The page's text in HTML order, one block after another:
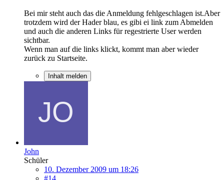
Bei mir steht auch das die Anmeldung fehlgeschlagen ist.Aber
trotzdem wird der Hader blau, es gibi ei link zum Abmelden
und auch die anderen Links für regestrierte User werden
sichtbar.
Wenn man auf die links klickt, kommt man aber wieder
zurück zu Startseite.
Inhalt melden
John
Schüler
10. Dezember 2009 um 18:26
#14